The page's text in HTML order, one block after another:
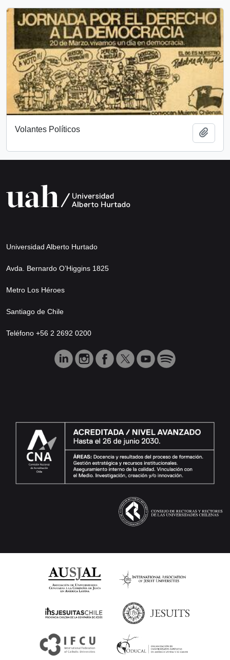
Volantes Políticos
Universidad Alberto Hurtado
Avda. Bernardo O’Higgins 1825
Metro Los Héroes
Santiago de Chile
Teléfono +56 2 2692 0200